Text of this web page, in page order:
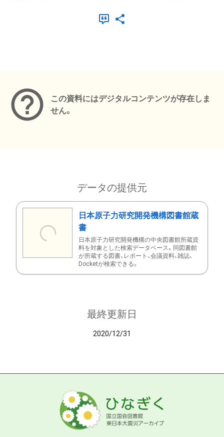
この資料にはデジタルコンテンツが存在しま
せん。
データの提供元
日本原子力研究開発機構図書館蔵
書
日本原子力研究開発機構の中央図書館所蔵資
料を対象とした検索データベース。同図書館
が所蔵する図書、レポート、会議資料、雑誌、
Docketが検索できる。
最終更新日
2020/12/31